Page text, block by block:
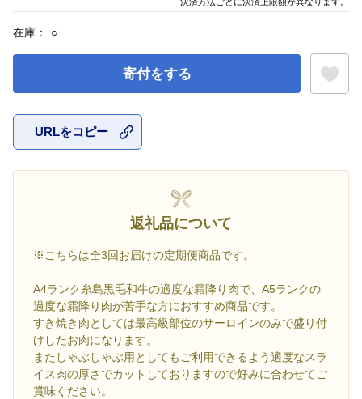
在庫： ○
寄付をする
URLをコピー
返礼品について
※こちらは全3回お届けの定期便商品です。
A4ランク糸島黒毛和牛の適度な霜降り肉で、A5ランクの
過度な霜降り肉が苦手な方におすすめ商品です。
すき焼き肉としては最高級部位のサーロインのみで盛り付
けしたお肉になります。
またしゃぶしゃぶ用としてもご利用できるよう適度なスラ
イス肉の厚さでカットしておりますので好みに合わせてご
賞味ください。